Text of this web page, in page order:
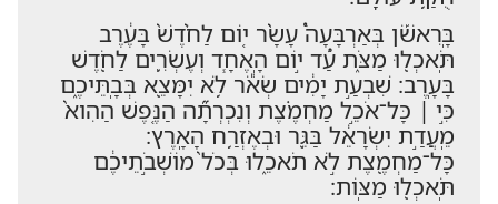
בָּֽרִאשֹׁ֡ן בְּאַרְבָּעָה֩ עָשָׂ֨ר י֤וֹם לַחֹ֨דֶשׁ֙ בָּעֶ֔רֶב
תֹּֽאכְל֖וּ מַצֹּ֑ת עַ֠ד י֣וֹם הָֽאֶחָ֧ד וְעֶשְׂרִ֛ים לַחֹ֖דֶשׁ
בָּעָֽרֶב׃ שִׁבְעַ֣ת יָמִ֔ים שְׂאֹ֕ר לֹ֥א יִמָּצֵ֖א בְּבָֽתֵּיכֶ֑ם
כִּ֣י ׀ כָּל־אֹכֵ֣ל מַחְמֶ֗צֶת וְנִכְרְתָ֞ה הַנֶּ֤פֶשׁ הַהִוא֙
מֵֽעֲדַ֣ת יִשְׂרָאֵ֔ל בַּגֵּ֖ר וּבְאֶזְרַ֥ח הָאָֽרֶץ׃
כָּל־מַחְמֶ֖צֶת לֹ֣א תֹאכֵ֑לוּ בְּכֹל֙ מוֹשְׁבֹ֣תֵיכֶ֔ם
תֹּֽאכְל֖וּ מַצּֽוֹת׃